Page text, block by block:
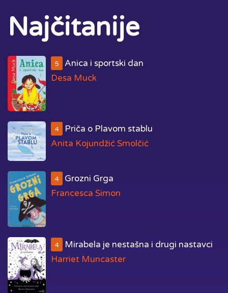
Najčitanije
5
Anica i sportski dan
Desa Muck
4
Priča o Plavom stablu
Anita Kojundžić Smolčić
4
Grozni Grga
Francesca Simon
4
Mirabela je nestašna i drugi nastavci
Harriet Muncaster